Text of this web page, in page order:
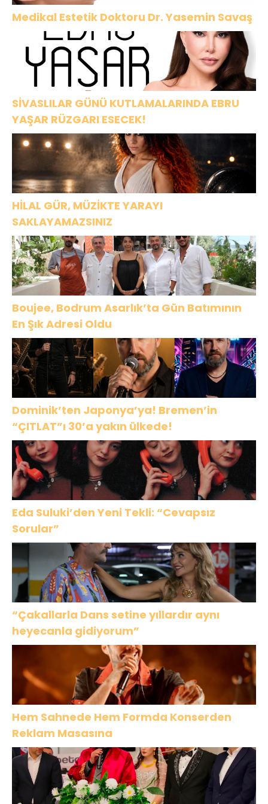
Medikal Estetik Doktoru Dr. Yasemin Savaş
SİVASLILAR GÜNÜ KUTLAMALARINDA EBRU
YAŞAR RÜZGARI ESECEK!
HİLAL GÜR, MÜZİKTE YARAYI
SAKLAYAMAZSINIZ
Boujee, Bodrum Asarlık’ta Gün Batımının
En Şık Adresi Oldu
Dominik’ten Japonya’ya! Bremen’in
“ÇITLAT”ı 30’a yakın ülkede!
Eda Suluki’den Yeni Tekli: “Cevapsız
Sorular”
“Çakallarla Dans setine yıllardır aynı
heyecanla gidiyorum”
Hem Sahnede Hem Formda Konserden
Reklam Masasına